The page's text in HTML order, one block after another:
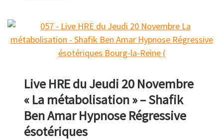
Live HRE du Jeudi 20 Novembre
« La métabolisation » – Shafik
Ben Amar Hypnose Régressive
ésotériques